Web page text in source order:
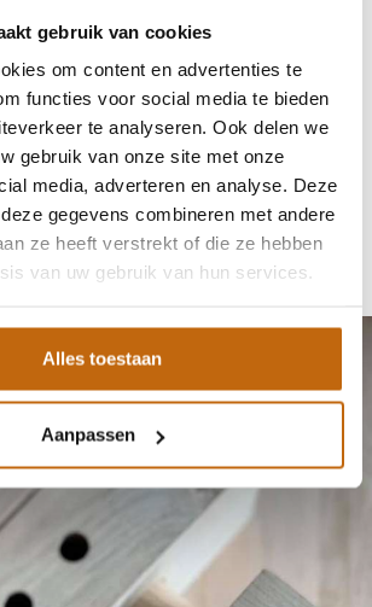
gebruik van cookies
om content en advertenties te
functies voor social media te bieden
te analyseren. Ook delen we
gebruik van onze site met onze
media, adverteren en analyse. Deze
gegevens combineren met andere
ze heeft verstrekt of die ze hebben
van uw gebruik van hun services.
Alles toestaan
Aanpassen